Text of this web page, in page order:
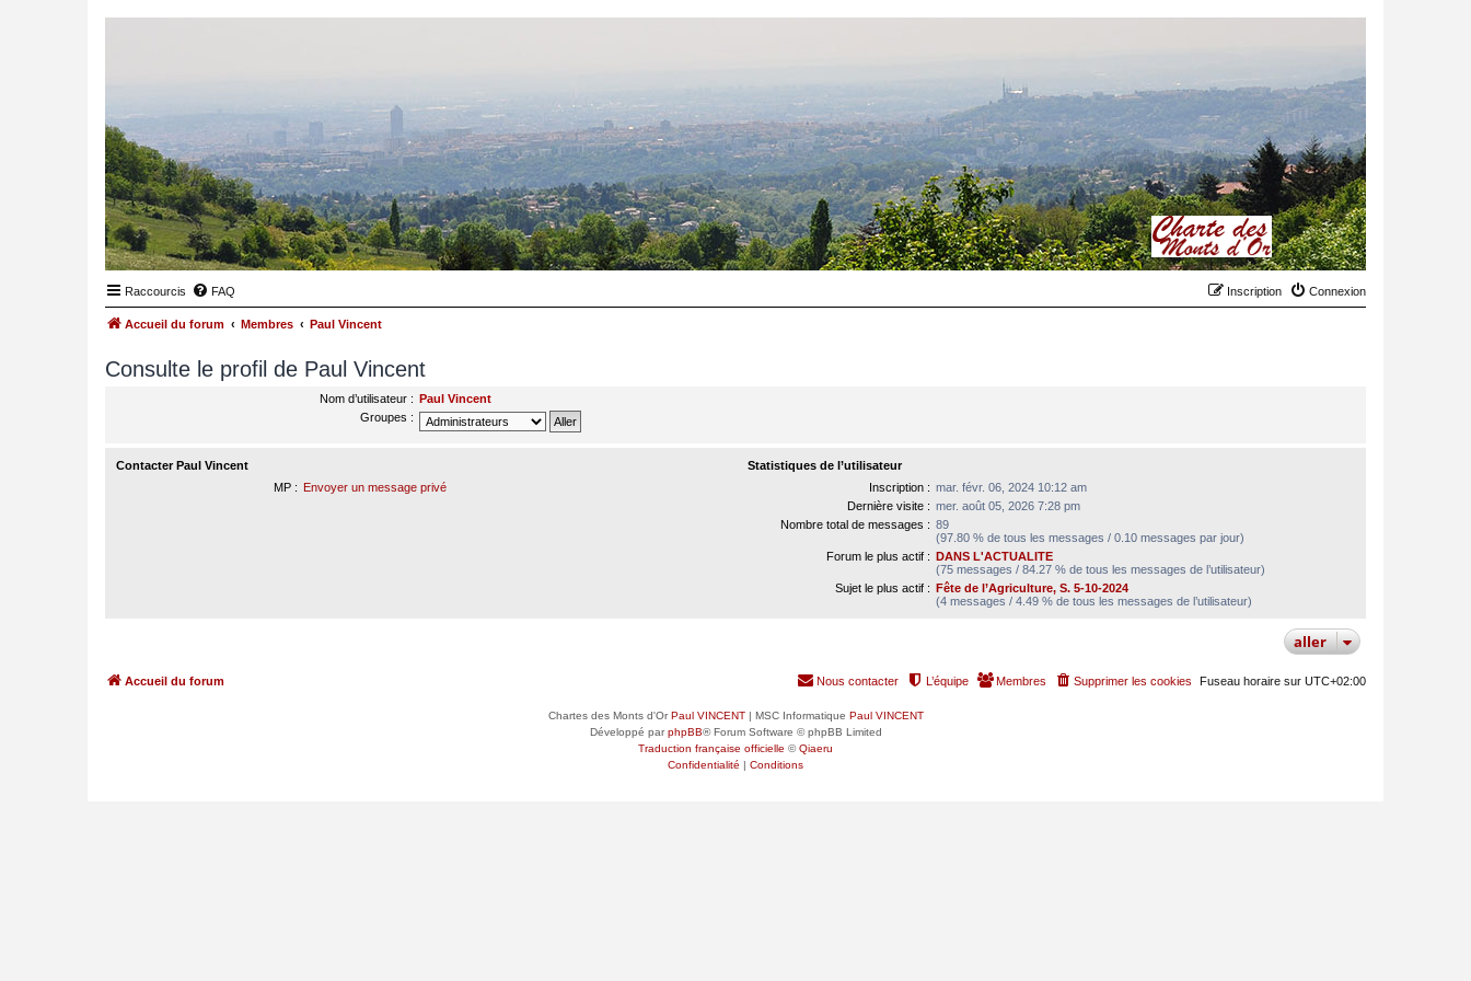
Raccourcis FAQ Connexion
Inscription
Accueil du forum Membres Paul Vincent
Consulte le profil de Paul Vincent
Nom d’utilisateur : Paul Vincent
Groupes :
Contacter Paul Vincent
MP : Envoyer un message privé
Statistiques de l’utilisateur
Inscription : mar. févr. 06, 2024 10:12 am
Dernière visite : mer. août 05, 2026 7:28 pm
Nombre total de messages : 89
(97.80 % de tous les messages / 0.10 messages par jour)
Forum le plus actif : DANS L'ACTUALITE
(75 messages / 84.27 % de tous les messages de l’utilisateur)
Sujet le plus actif : Fête de l’Agriculture, S. 5-10-2024
(4 messages / 4.49 % de tous les messages de l’utilisateur)
aller
Accueil du forum Fuseau horaire sur UTC+02:00
Supprimer les cookies
Membres
L’équipe
Nous contacter
Chartes des Monts d'OrPaul VINCENT| MSC Informatique Paul VINCENT
Développé parphpBB® Forum Software © phpBB Limited
Traduction française officielle ©Qiaeru
Confidentialité | Conditions